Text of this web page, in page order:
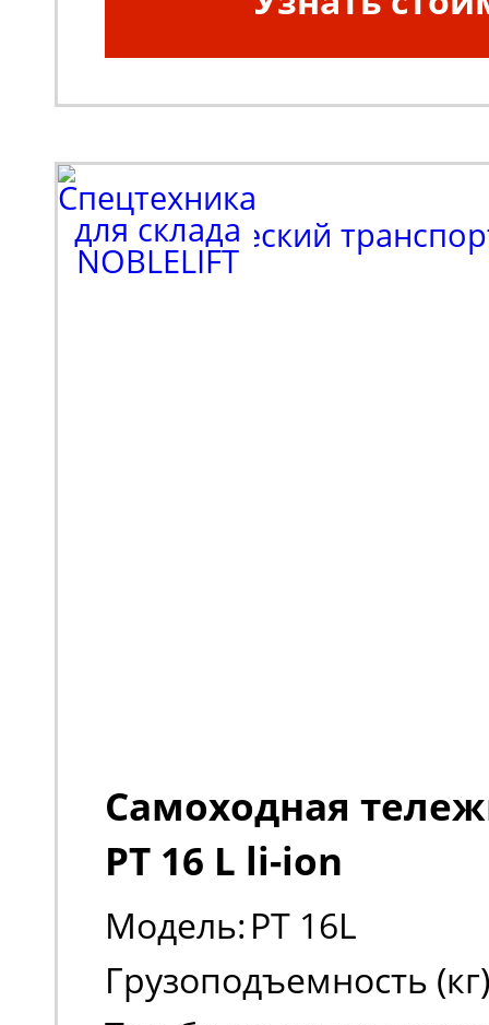
Самоходная
PT 16 L li-ion
Модель: PT 16L
Грузоподъемность